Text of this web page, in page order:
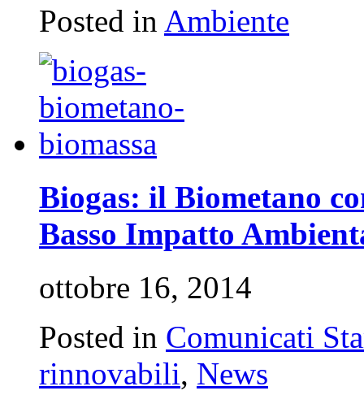
Posted in Ambiente
Biogas: il Biometano
Basso Impatto
ottobre 16, 2014
Posted in Comunicati
rinnovabili, News